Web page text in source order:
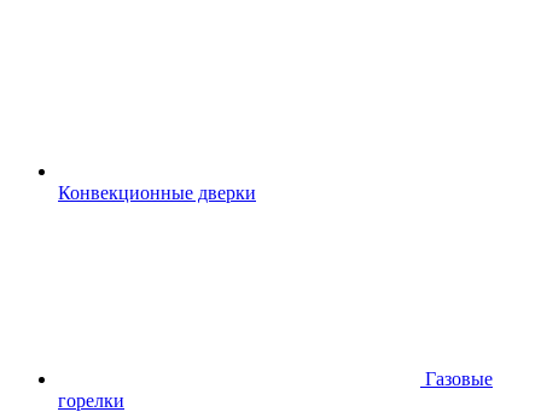
Конвекционные дверки
Газовые
горелки